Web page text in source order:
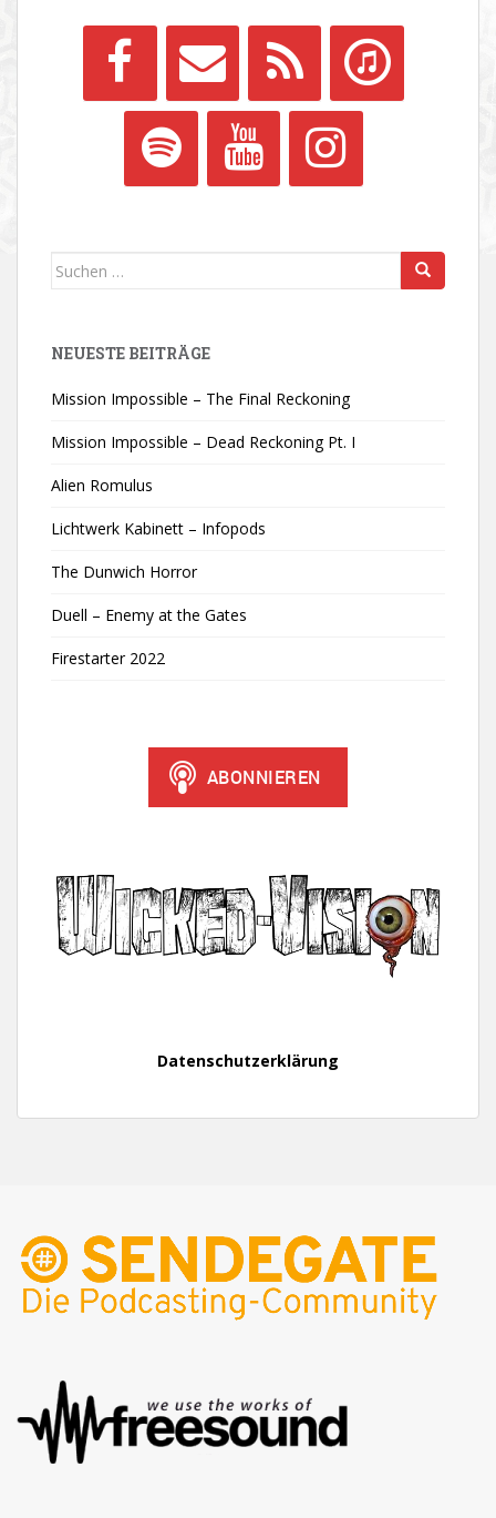
Suchen
NEUESTE BEITRÄGE
Mission Impossible – The Final Reckoning
Mission Impossible – Dead Reckoning Pt. I
Alien Romulus
Lichtwerk Kabinett – Infopods
The Dunwich Horror
Duell – Enemy at the Gates
Firestarter 2022
Datenschutzerklärung